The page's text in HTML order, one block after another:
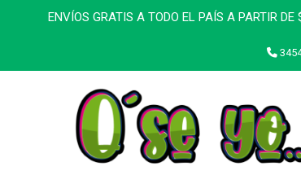
ENVÍOS GRATIS A TODO EL PAÍS A PARTIR DE